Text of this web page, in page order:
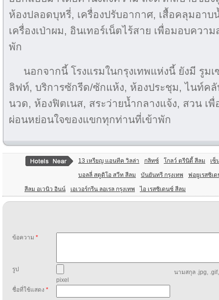
ห้องปลอดบุหรี่, เครื่องปรับอากาศ, เสื้อคลุมอาบ
เครื่องเป่าผม, อินเทอร์เน็ตไร้สาย เพื่อมอบควา
พัก
นอกจากนี้ โรงแรมในกรุงเทพแห่งนี้ ยังมี รูม
ลิฟท์, บริการซักรีด/ซักแห้ง, ห้องประชุม, ไนท์ค
นวด, ห้องฟิตเนส, สระว่ายน้ำกลางแจ้ง, สวน เ
ผ่อนหย่อนใจของแขกทุกท่านที่เข้าพัก
13 เหรียญ แอนทีค วิลล่า กลิทซ์ โกลว์ ตรีนิตี้ สีลม เซ็
บอลลี่ สตูดิโอ สวีท สีลม บันยันทรี กรุงเทพ ฟอยูเรสซิเ
สีลม อเวนิว อินน์ เอเวอร์กรีน ลอเรล กรุงเทพ ไอ เรสซิเดนซ์ สีลม
ข้อความ *
รูป
นามสกุล .jpg,
pixel
ชื่อที่ใช้แสดง *